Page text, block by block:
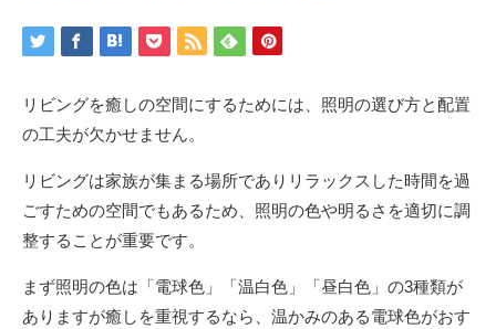
リビングを癒しの空間にするためには、照明の選び方と配置
の工夫が欠かせません。
リビングは家族が集まる場所でありリラックスした時間を過
ごすための空間でもあるため、照明の色や明るさを適切に調
整することが重要です。
まず照明の色は「電球色」「温白色」「昼白色」の3種類が
ありますが癒しを重視するなら、温かみのある電球色がおす